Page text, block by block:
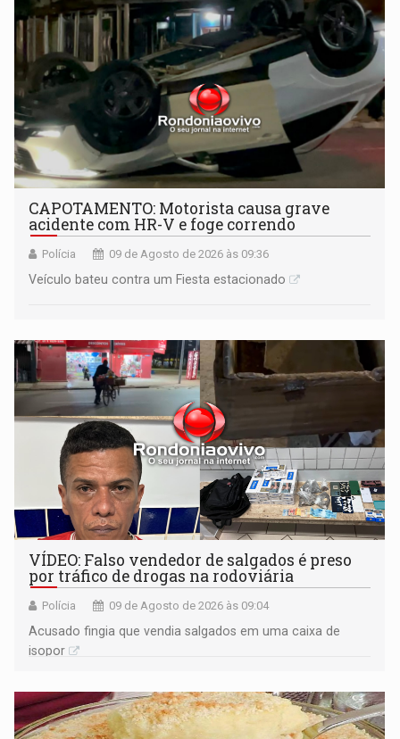
CAPOTAMENTO: Motorista causa grave
acidente com HR-V e foge correndo
Polícia 09 de Agosto de 2026 às 09:36
Veículo bateu contra um Fiesta estacionado
VÍDEO: Falso vendedor de salgados é preso
por tráfico de drogas na rodoviária
Polícia 09 de Agosto de 2026 às 09:04
Acusado fingia que vendia salgados em uma caixa de
isopor